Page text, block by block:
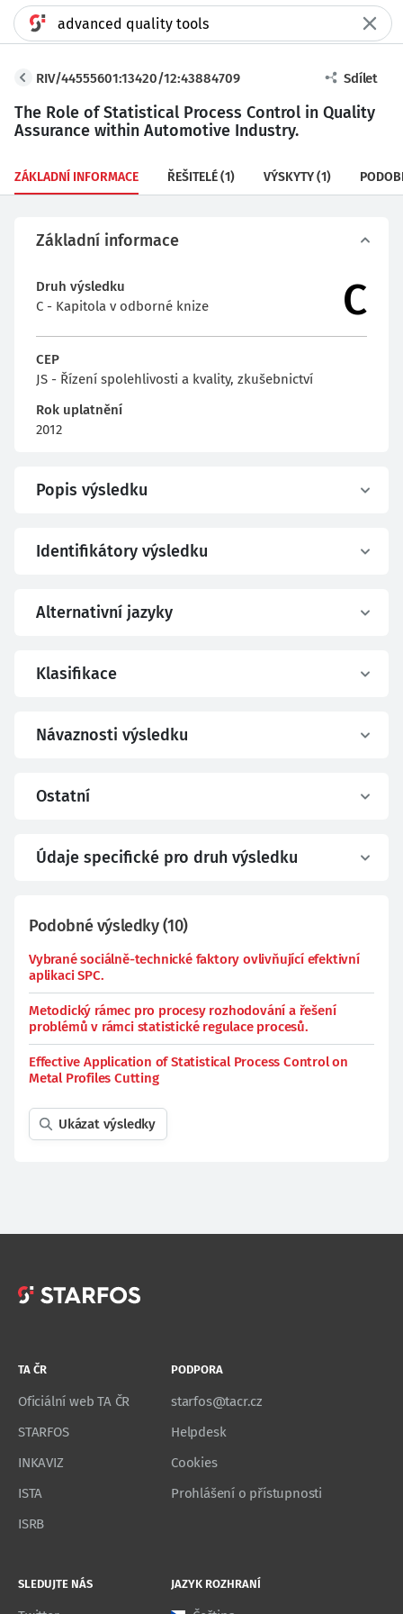
RIV/44555601:13420/12:43884709 Sdílet
The Role of Statistical Process Control in Quality
Assurance within Automotive Industry.
ZÁKLADNÍ INFORMACE ŘEŠITELÉ(1) VÝSKYTY(1)
Základní informace
Druh výsledku
C - Kapitola v odborné knize
C
CEP
JS - Řízení spolehlivosti a kvality, zkušebnictví
Rok uplatnění
2012
Popis výsledku
Identifikátory výsledku
Alternativní jazyky
Klasifikace
Návaznosti výsledku
Ostatní
Údaje specifické pro druh výsledku
Podobné výsledky(10)
Vybrané sociálně-technické faktory ovlivňující efektivní
aplikaci SPC.
Metodický rámec pro procesy rozhodování a řešení
problémů v rámci statistické regulace procesů.
Effective Application of Statistical Process Control on
Metal Profiles Cutting
Ukázat výsledky
TA ČR
Oficiální web TA ČR
STARFOS
INKAVIZ
ISTA
ISRB
PODPORA
starfos@tacr.cz
Helpdesk
Cookies
Prohlášení o přístupnosti
SLEDUJTE NÁS JAZYK ROZHRANÍ